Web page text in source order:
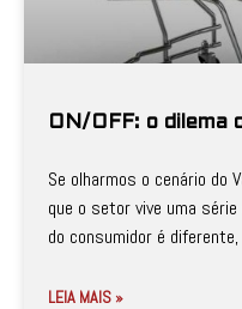
ON/OFF: o dilema
Se olharmos o cenário do
que o setor vive uma
do consumidor é
LEIA MAIS »